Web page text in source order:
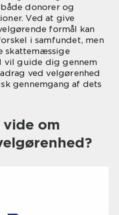
donorer og
Ved at give
formål kan
i samfundet, men
skattemæssige
vil guide dig gennem
ved velgørenhed
gennemgang af dets
vide om